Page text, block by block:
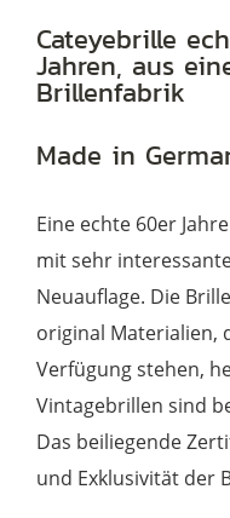
Cateyebrille
Jahren, aus
Brillenfabrik
Made in
Eine echte 60er
mit sehr
Neuauflage. Die
original Materialien,
Verfügung stehen,
Vintagebrillen sind
Das beiliegende
und Exklusivität der